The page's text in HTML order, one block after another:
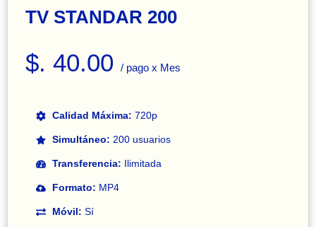
TV STANDAR 200
$. 40.00 / pago x Mes
Calidad Máxima: 720p
Simultáneo: 200 usuarios
Transferencia: Ilimitada
Formato: MP4
Móvil: Sí